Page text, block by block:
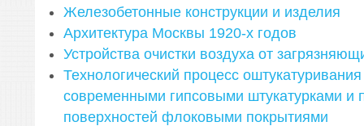
Железобетонные конструкции и изделия
Архитектура Москвы 1920-х годов
Устройства очистки воздуха от
Технологический процесс
современными гипсовыми штукатурками и
поверхностей флоковыми покрытиями